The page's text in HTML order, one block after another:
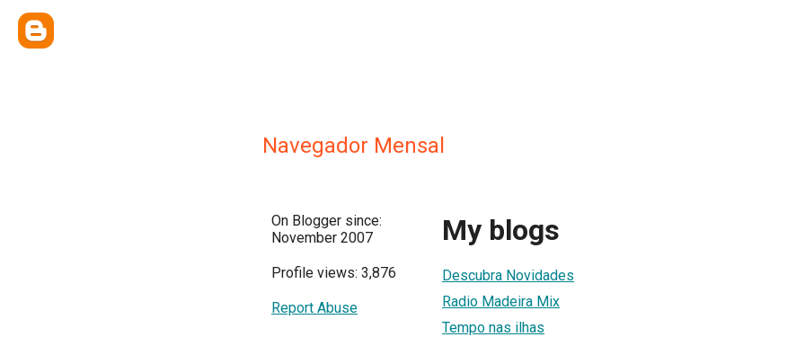
Navegador Mensal
On Blogger since:
November 2007
Profile views: 3,876
Report Abuse
My blogs
Descubra Novidades
Radio Madeira Mix
Tempo nas ilhas